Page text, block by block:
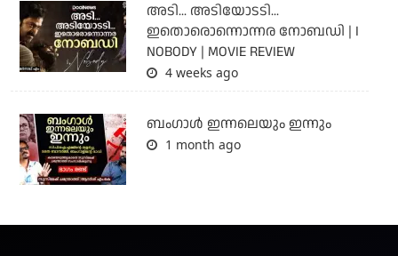
അടി... അടിയോടടി...
ഇതൊരൊന്നൊന്നര നോബഡി | I
NOBODY | MOVIE REVIEW
4 weeks ago
ബംഗാള്‍ ഇന്നലെയും ഇന്നും
1 month ago